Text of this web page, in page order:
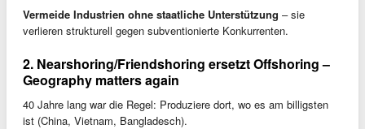
Vermeide Industrien ohne staatliche Unterstützung – sie
verlieren strukturell gegen subventionierte Konkurrenten.
2. Nearshoring/Friendshoring ersetzt Offshoring –
Geography matters again
40 Jahre lang war die Regel: Produziere dort, wo es am billigsten
ist (China, Vietnam, Bangladesch).